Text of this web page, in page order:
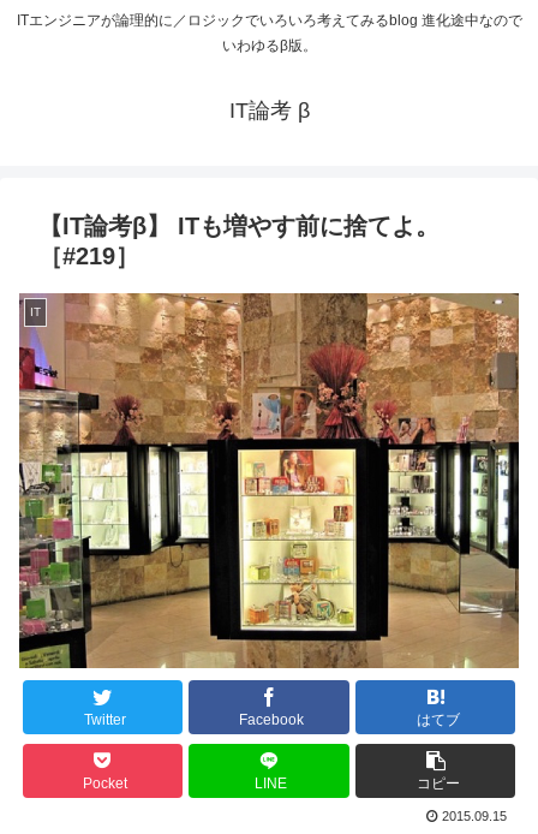
ITエンジニアが論理的に／ロジックでいろいろ考えてみるblog 進化途中なので
いわゆるβ版。
IT論考 β
【IT論考β】 ITも増やす前に捨てよ。
［#219］
IT
Twitter Facebook はてブ
Pocket LINE コピー
2015.09.15